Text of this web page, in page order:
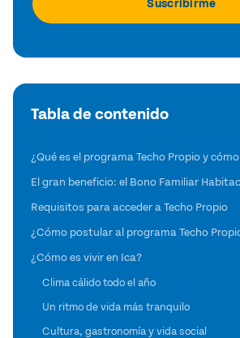
Tabla de contenido
¿Qué es el programa Techo Propio y
El gran beneficio: el Bono Familiar
Requisitos para acceder a Techo Propio
¿Cómo postular al programa Techo
¿Cómo es vivir en Ica?
Clima cálido todo el año
Un ritmo de vida más tranquilo
Cultura, gastronomía y vida social